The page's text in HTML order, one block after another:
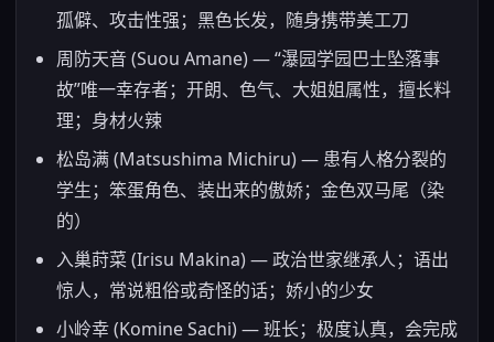
孤僻、攻击性强；黑色长发，随身携带美工刀
周防天音 (Suou Amane) — “瀑园学园巴士坠落事
故”唯一幸存者；开朗、色气、大姐姐属性，擅长料
理；身材火辣
松岛满 (Matsushima Michiru) — 患有人格分裂的
学生；笨蛋角色、装出来的傲娇；金色双马尾（染
的）
入巢莳菜 (Irisu Makina) — 政治世家继承人；语出
惊人，常说粗俗或奇怪的话；娇小的少女
小岭幸 (Komine Sachi) — 班长；极度认真，会完成